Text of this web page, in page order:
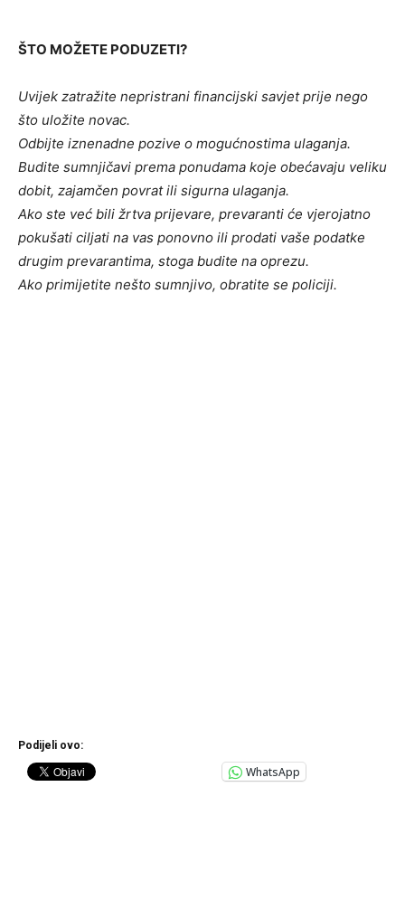
ŠTO MOŽETE PODUZETI?
Uvijek zatražite nepristrani financijski savjet prije nego
što uložite novac.
Odbijte iznenadne pozive o mogućnostima ulaganja.
Budite sumnjičavi prema ponudama koje obećavaju veliku
dobit, zajamčen povrat ili sigurna ulaganja.
Ako ste već bili žrtva prijevare, prevaranti će vjerojatno
pokušati ciljati na vas ponovno ili prodati vaše podatke
drugim prevarantima, stoga budite na oprezu.
Ako primijetite nešto sumnjivo, obratite se policiji.
Podijeli ovo:
WhatsApp